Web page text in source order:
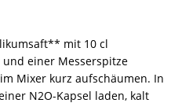
mit 10 cl
einer Messerspitze
Mixer kurz aufschäumen. In
N2O-Kapsel laden, kalt